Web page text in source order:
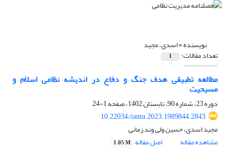
نویسنده =اسدی، مجید
تعداد مقالات: 1
مطالعه تطبیقی هدف جنگ و دفاع در اندیشه نظامی اسلام و
مسیحیت
دوره 23، شماره 90، تابستان 1402، صفحه
1-24
10.22034/iamu.2023.1989844.2843
مجید اسدی، حسین ولی وند زمانی
مشاهده مقاله
اصل مقاله 1.05 M